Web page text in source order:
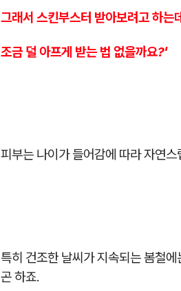
그래서 스킨부스터 받아보려고 하는
조금 덜 아프게 받는 법 없을까요?'
피부는 나이가 들어감에 따라 자연
특히 건조한 날씨가 지속되는 봄철
곤 하죠.